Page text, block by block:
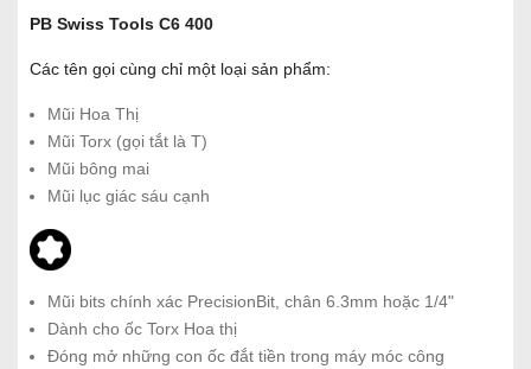
PB Swiss Tools C6 400
Các tên gọi cùng chỉ một loại sản phẩm:
Mũi Hoa Thị
Mũi Torx (gọi tắt là T)
Mũi bông mai
Mũi lục giác sáu cạnh
Mũi bits chính xác PrecisionBit, chân 6.3mm hoặc 1/4"
Dành cho ốc Torx Hoa thị
Đóng mở những con ốc đắt tiền trong máy móc công